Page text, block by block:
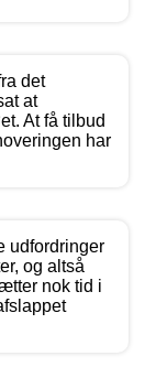
det
at
At få tilbud
har
udfordringer
og altså
nok tid i